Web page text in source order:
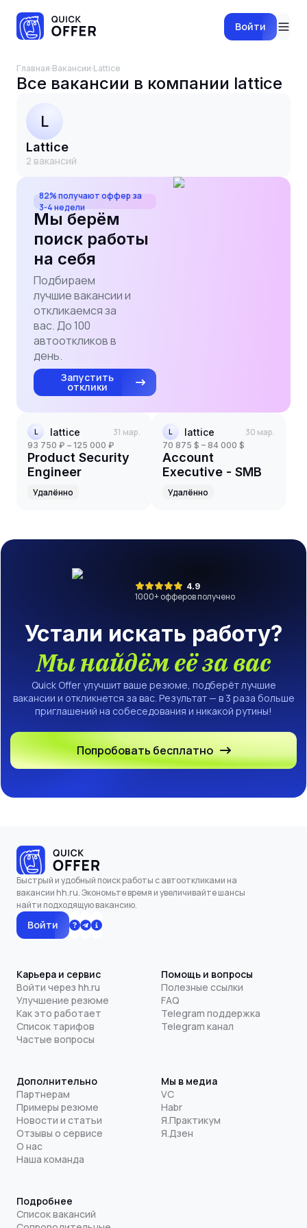
Войти
Главная·Вакансии· lattice
Все вакансии в компании lattice
L
lattice
2 вакансий
82% получают оффер за
3-4 недели
Мы берём
поиск работы
на себя
Подбираем
лучшие вакансии и
откликаемся за
вас. До 100
автооткликов в
день.
Запустить
отклики
L lattice 31 мар.
93 750 ₽ – 125 000 ₽
Product Security
Engineer
Удалённо
L lattice 30 мар.
70 875 $ – 84 000 $
Account
Executive - SMB
Удалённо
4.9
1000+ офферов получено
Устали искать работу?
Мы найдём её за вас
Quick Offer улучшит ваше резюме, подберёт лучшие
вакансии и откликнется за вас. Результат — в 3 раза больше
приглашений на собеседования и никакой рутины!
Попробовать бесплатно
Быстрый и удобный поиск работы с автооткликами на
вакансии hh.ru. Экономьте время и увеличивайте шансы
найти подходящую вакансию.
Войти
Карьера и сервис
Войти через hh.ru
Улучшение резюме
Как это работает
Список тарифов
Частые вопросы
Помощь и вопросы
Полезные ссылки
FAQ
Telegram поддержка
Telegram канал
Дополнительно
Партнерам
Примеры резюме
Новости и статьи
Отзывы о сервисе
О нас
Наша команда
Мы в медиа
VC
Habr
Я.Практикум
Я.Дзен
Подробнее
Список вакансий